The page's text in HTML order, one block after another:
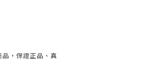
，保證正品、真